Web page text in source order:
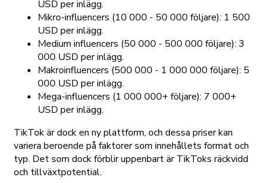
USD per inlägg.
Mikro-influencers (10 000 - 50 000 följare): 1 500
USD per inlägg.
Medium influencers (50 000 - 500 000 följare): 3
000 USD per inlägg.
Makroinfluencers (500 000 - 1 000 000 följare): 5
000 USD per inlägg.
Mega-influencers (1 000 000+ följare): 7 000+
USD per inlägg.
TikTok är dock en ny plattform, och dessa priser kan
variera beroende på faktorer som innehållets format och
typ. Det som dock förblir uppenbart är TikToks räckvidd
och tillväxtpotential.